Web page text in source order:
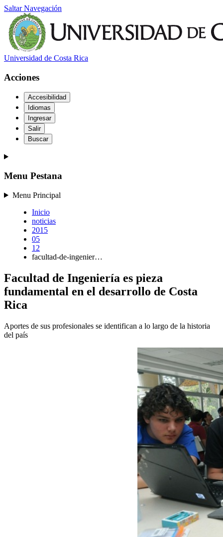
Saltar Navegación
Universidad de Costa Rica
Acciones
Accesibilidad
Idiomas
Ingresar
Salir
Buscar
Menu Pestana
Menu Principal
Inicio
noticias
2015
05
12
facultad-de-ingenier…
Facultad de Ingeniería es pieza
fundamental en el desarrollo de Costa
Rica
Aportes de sus profesionales se identifican a lo largo de la historia
del país